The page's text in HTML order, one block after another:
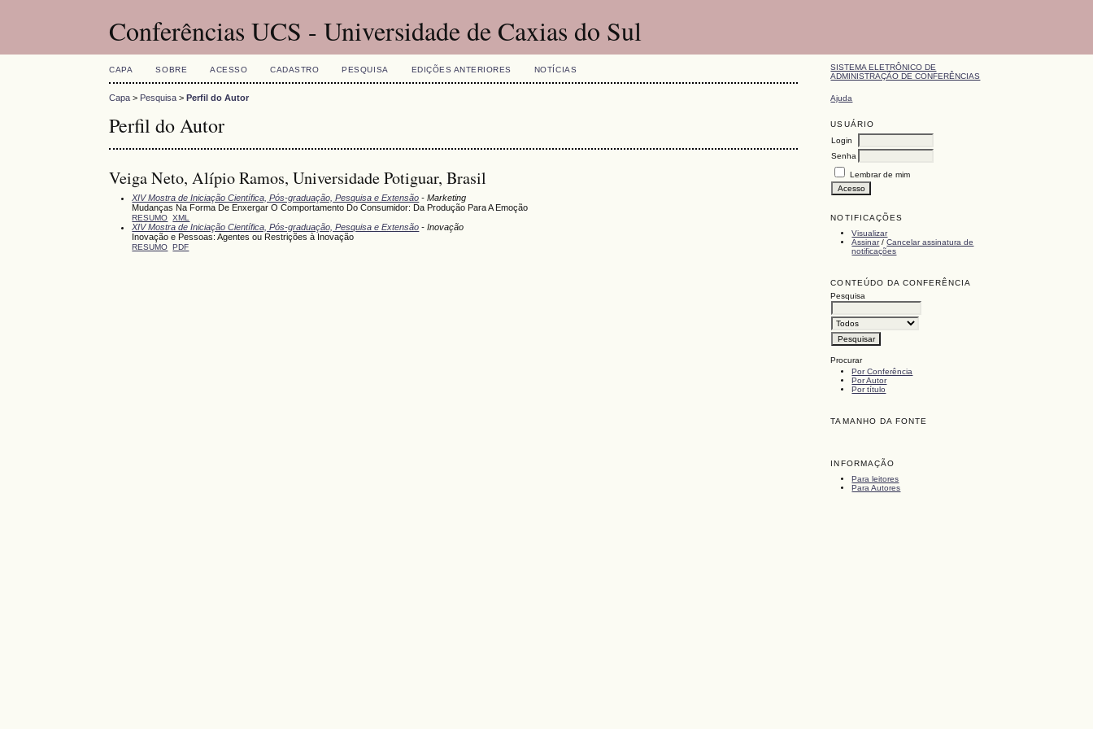
Conferências UCS - Universidade de Caxias do Sul
SISTEMA ELETRÔNICO DE
ADMINISTRAÇÃO DE CONFERÊNCIAS
Ajuda
USUÁRIO
Login
Senha
Lembrar de mim
NOTIFICAÇÕES
Visualizar
Assinar/Cancelar assinatura de
notificações
CONTEÚDO DA CONFERÊNCIA
Pesquisa
Procurar
Por Conferência
Por Autor
Por título
TAMANHO DA FONTE
INFORMAÇÃO
Para leitores
Para Autores
CAPA SOBRE ACESSO CADASTRO PESQUISA EDIÇÕES ANTERIORES NOTÍCIAS
Capa > Pesquisa >Perfil do Autor
Perfil do Autor
Veiga Neto, Alípio Ramos, Universidade Potiguar, Brasil
XIV Mostra de Iniciação Científica, Pós-graduação, Pesquisa e Extensão - Marketing
Mudanças Na Forma De Enxergar O Comportamento Do Consumidor: Da Produção Para A Emoção
RESUMO XML
XIV Mostra de Iniciação Científica, Pós-graduação, Pesquisa e Extensão - Inovação
Inovação e Pessoas: Agentes ou Restrições à Inovação
RESUMO PDF